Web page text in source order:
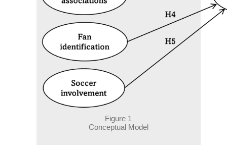
Figure 1
Conceptual Model